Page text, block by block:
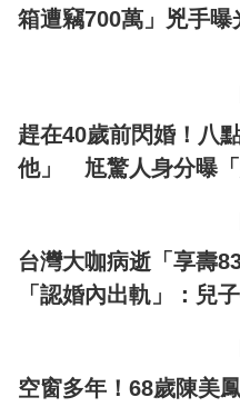
箱遭竊700萬」兇手曝
趕在40歲前閃婚！八
他」 尪驚人身分曝「
台灣大咖病逝「享壽
「認婚內出軌」：兒
空窗多年！68歲陳美